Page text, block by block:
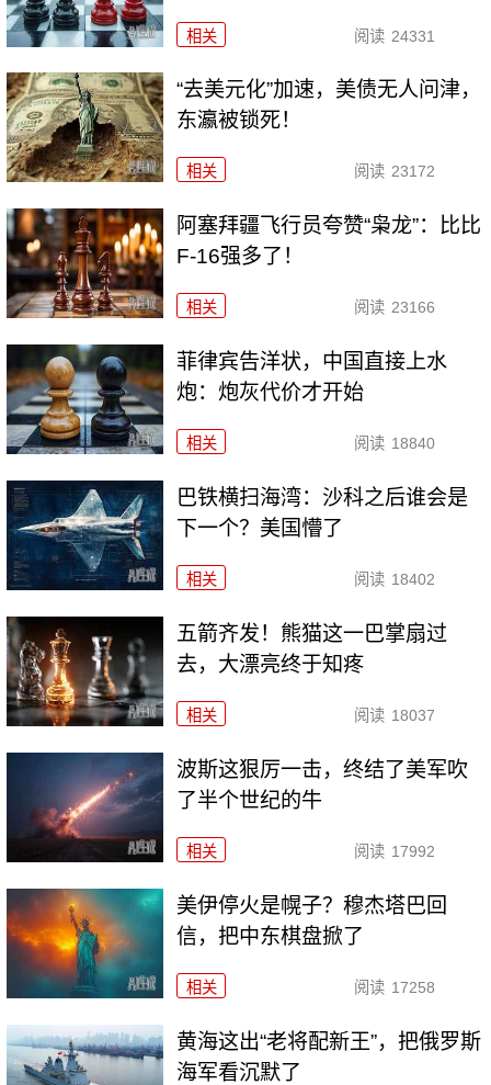
相关 阅读 24331
“去美元化”加速，美债无人问津，
东瀛被锁死！
相关 阅读 23172
阿塞拜疆飞行员夸赞“枭龙”：比比
F-16强多了！
相关 阅读 23166
菲律宾告洋状，中国直接上水
炮：炮灰代价才开始
相关 阅读 18840
巴铁横扫海湾：沙科之后谁会是
下一个？美国懵了
相关 阅读 18402
五箭齐发！熊猫这一巴掌扇过
去，大漂亮终于知疼
相关 阅读 18037
波斯这狠厉一击，终结了美军吹
了半个世纪的牛
相关 阅读 17992
美伊停火是幌子？穆杰塔巴回
信，把中东棋盘掀了
相关 阅读 17258
黄海这出“老将配新王”，把俄罗斯
海军看沉默了